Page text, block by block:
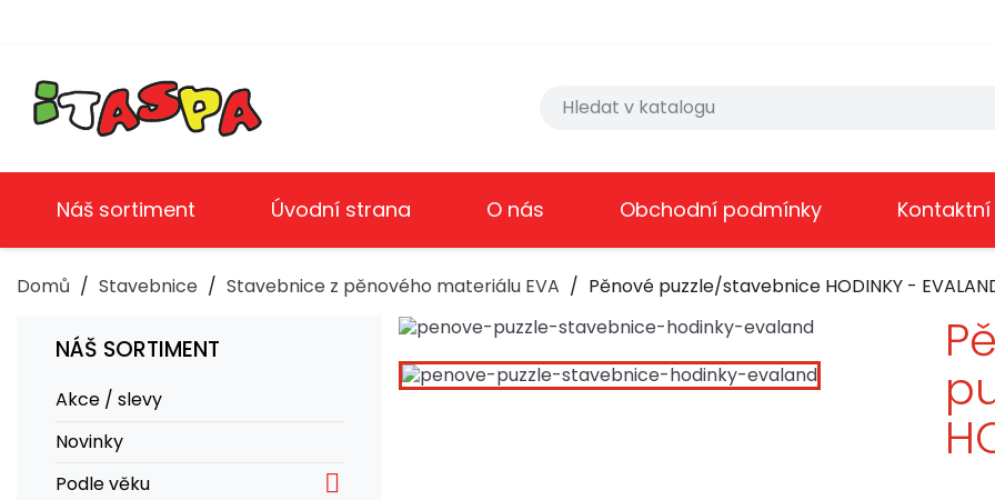
Náš sortiment Úvodní strana O nás Obchodní podmínky
Domů Stavebnice Stavebnice z pěnového materiálu EVA Pěnové puzzle/stavebnice HODINKY -
NÁŠ SORTIMENT
Akce / slevy
Novinky
Podle věku
